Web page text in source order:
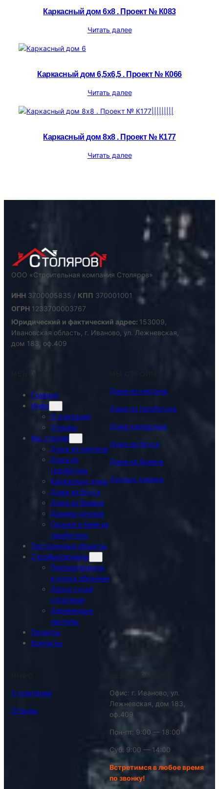
Каркасный дом 6х8 . Проект № К083
Читать далее
Каркасный дом 6,5х6,5 . Проект № К066
Читать далее
Каркасный дом 8х8 . Проект № К177
Читать далее
ООО «Строительная компания Столяров»
ИНН 3700005835 / КПП 370001001
ОГРН 1233700003767
Юридический и фактический адрес: 153009,
Ивановская область, г. Иваново, ул. Лежневская,
дом 183, оф.409
МЕНЮ
Главная
Инфо
О компании
Отзывы
Мы строим
Дома из кирпича
Дома из
газобетона
Каркасные дома
Дома из бруса
Дома из бревна
Домики дачные
Гаражи и бани из
газобетона
Построенные объекты
Стройматериалы
Пиломатериалы
и доска обрезная
Доска сухая
строганая
Деревянные
настилы
Проекты
Контакты
Дома из кирпича
Дома из газобетона
Дома каркасные
Дома из бруса
Дома из бревна
Дачные домики
О компании
Отзывы
РЕЖИМ РАБОТЫ
Офис: г. Иваново, ул.
Лежневская, дом 183,
оф.409
Пон-пт: 9:00 — 18:00
Суб: 9:00 — 14:00
Встретимся в любое время
по звонку!